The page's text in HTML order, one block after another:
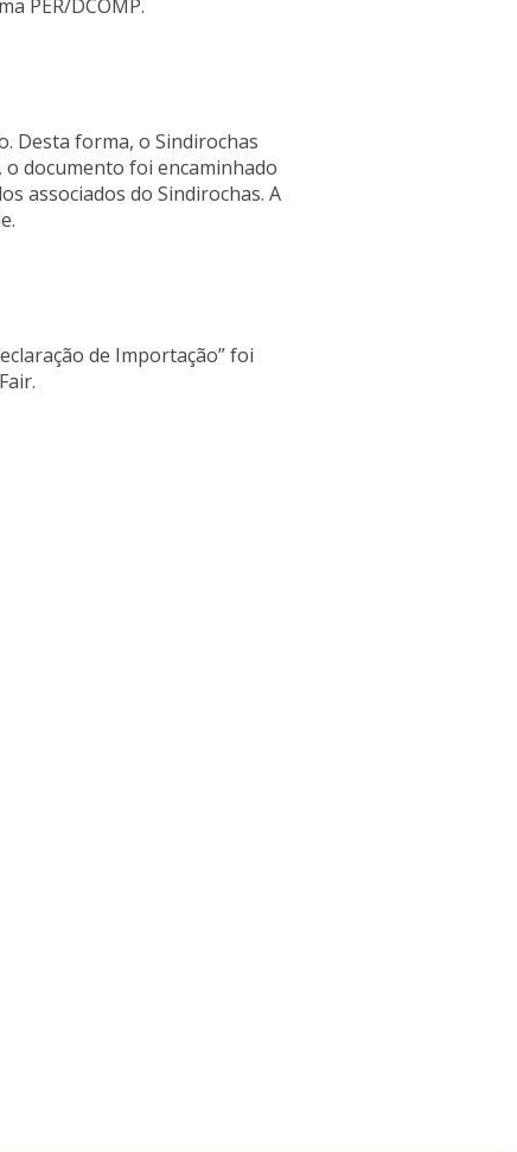
PER/DCOMP.
Desta forma, o Sindirochas
documento foi encaminhado
associados do Sindirochas. A
de Importação” foi